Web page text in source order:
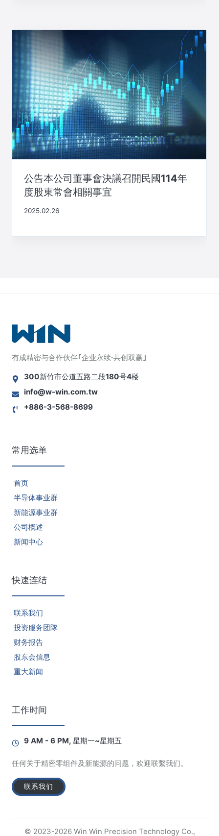
公告本公司董事會決議召開民國114年
度股東常會相關事宜
2025.02.26
有成精密与合作伙伴｢企业永续·共创双赢｣
300新竹市公道五路二段180号4楼
info@w-win.com.tw
+886-3-568-8699
常用选单
首页
半导体事业群
新能源事业群
公司概述
新闻中心
快速连结
联系我们
投资服务团隊
财务报告
股东会信息
重大新闻
工作时间
9 AM - 6 PM, 星期一~星期五
任何关于精密零组件及新能源的问题，欢迎联繫我们。
联系我们
© 2023-2026 Win Win Precision Technology Co.,